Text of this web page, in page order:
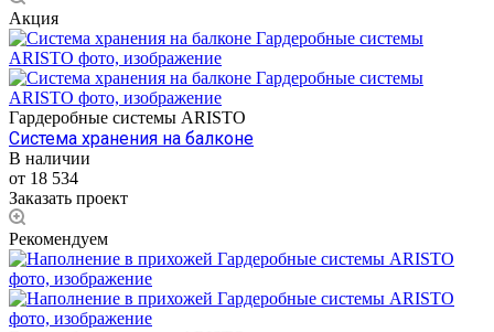
Акция
Гардеробные системы ARISTO
Система хранения на балконе
В наличии
от 18 534
Заказать проект
Рекомендуем